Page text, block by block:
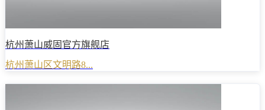
杭州萧山威固官方旗舰店
杭州萧山区文明路8...